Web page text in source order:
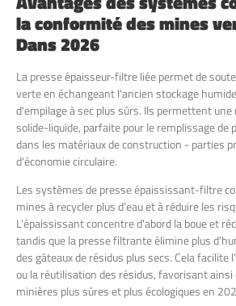
la conformité des mines
Dans2026
La presse épaisseur-filtre liée permet de
verte en échangeant l'ancien stockage
d'empilage à sec plus sûrs. Ils permettent
solide-liquide, parfaite pour le remplissage de
dans les matériaux de construction - parties
d'économie circulaire.
Les systèmes de presse épaississant-filtre
mines à recycler plus d’eau et à réduire les
L'épaississant concentre d'abord la boue et
tandis que la presse filtrante élimine plus
des gâteaux de résidus plus secs. Cela facilite
ou la réutilisation des résidus, favorisant ainsi
minières plus sûres et plus écologiques en